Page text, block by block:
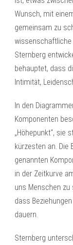
Wunsch, mit
gemeinsam zu
Sternberg
behauptet, dass
Intimität,
In den
Komponenten
„Höhepunkt“, sie
kürzesten an. Die
genannten
in der Zeitkurve
uns Menschen zu
dass
dauern.
Sternberg